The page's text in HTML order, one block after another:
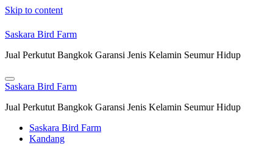
Skip to content
Saskara Bird Farm
Jual Perkutut Bangkok Garansi Jenis Kelamin Seumur Hidup
Saskara Bird Farm
Jual Perkutut Bangkok Garansi Jenis Kelamin Seumur Hidup
Saskara Bird Farm
Kandang